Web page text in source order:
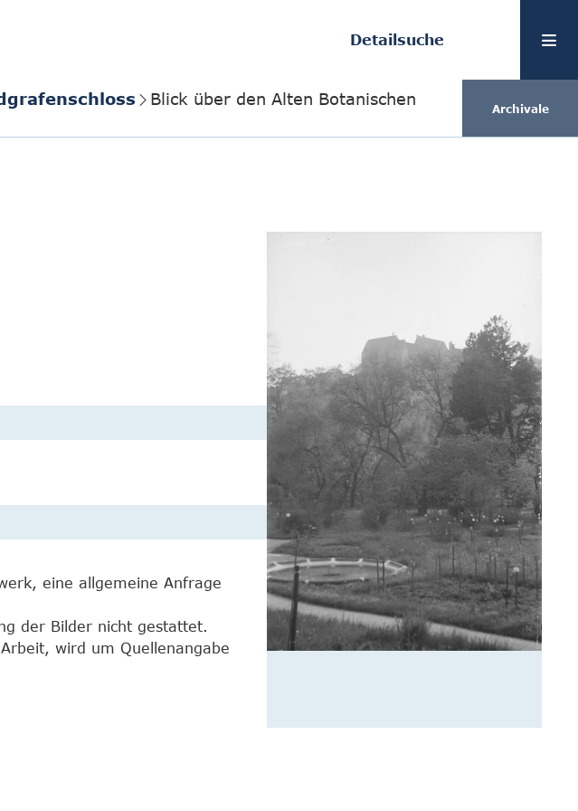
Detailsuche
Blick über den Alten Botanischen
Archivale
eine allgemeine Anfrage
der Bilder nicht gestattet.
wird um Quellenangabe